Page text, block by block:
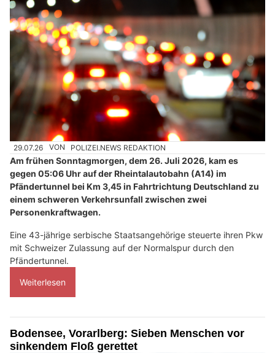
29.07.26 VON POLIZEI.NEWS REDAKTION
Am frühen Sonntagmorgen, dem 26. Juli 2026, kam es
gegen 05:06 Uhr auf der Rheintalautobahn (A14) im
Pfändertunnel bei Km 3,45 in Fahrtrichtung Deutschland zu
einem schweren Verkehrsunfall zwischen zwei
Personenkraftwagen.
Eine 43-jährige serbische Staatsangehörige steuerte ihren Pkw
mit Schweizer Zulassung auf der Normalspur durch den
Pfändertunnel.
Weiterlesen
Bodensee, Vorarlberg: Sieben Menschen vor
sinkendem Floß gerettet